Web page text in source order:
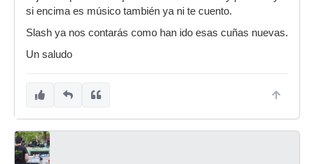
si encima es músico también ya ni te cuento.
Slash ya nos contarás como han ido esas cuñas nuevas.
Un saludo